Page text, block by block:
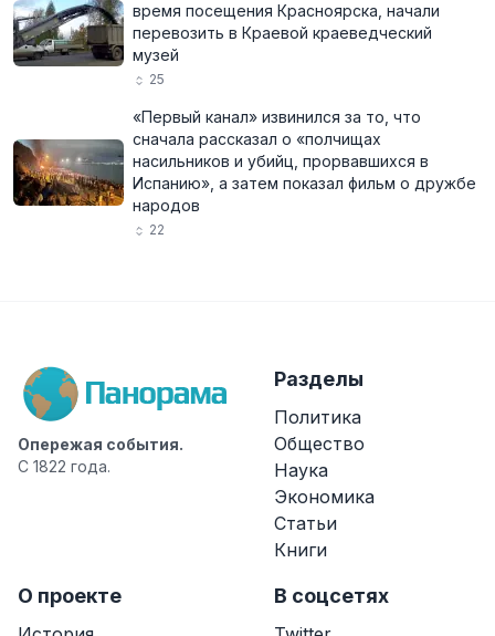
время посещения Красноярска, начали
перевозить в Краевой краеведческий
музей
25
«Первый канал» извинился за то, что
сначала рассказал о «полчищах
насильников и убийц, прорвавшихся в
Испанию», а затем показал фильм о дружбе
народов
22
Опережая события.
С 1822 года.
Разделы
Политика
Общество
Наука
Экономика
Статьи
Книги
О проекте В соцсетях